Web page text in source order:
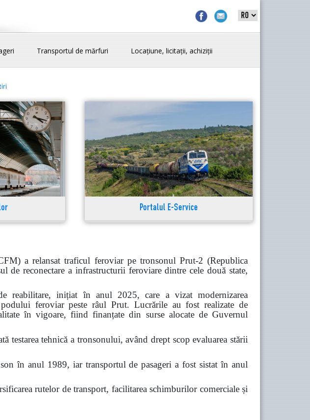
Transportul de mărfuri Locațiune, licitații, achiziții
Portalul E-Service
a relansat traficul feroviar pe tronsonul Prut-2 (Republica
reconectare a infrastructurii feroviare dintre cele două state,
reabilitare, inițiat în anul 2025, care a vizat modernizarea
feroviar peste râul Prut. Lucrările au fost realizate de
în vigoare, fiind finanțate din surse alocate de Guvernul
testarea tehnică a tronsonului, având drept scop evaluarea stării
în anul 1989, iar transportul de pasageri a fost sistat în anul
rutelor de transport, facilitarea schimburilor comerciale și